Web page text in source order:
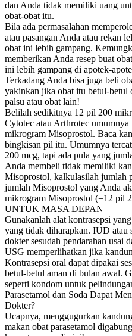
dan Anda tidak memiliki uang
obat-obat itu.
Bila ada permasalahan
atau pasangan Anda atau rekan
obat ini lebih gampang.
memberikan Anda resep buat
ini lebih gampang di apotek-
Terkadang Anda bisa juga beli
yakinkan jika obat itu betul-betul
palsu atau obat lain!
Belilah sedikitnya 12 pil 200
Cytotec atau Arthrotec
mikrogram Misoprostol. Baca
bingkisan pil itu. Umumnya
200 mcg, tapi ada pula yang
Anda membeli tidak memiliki
Misoprostol, kalkulasilah jumlah
jumlah Misoprostol yang Anda
mikrogram Misoprostol (=12 pil
UNTUK MASA DEPAN
Gunakanlah alat kontrasepsi
yang tidak diharapkan. IUD atau
dokter sesudah pendarahan usai
USG memperlihatkan jika
Kontrasepsi oral dapat dipakai
betul-betul aman di bulan awal.
seperti kondom untuk
Parasetamol dan Soda Dapat
Dokter?
Ucapnya, menggugurkan
makan obat parasetamol